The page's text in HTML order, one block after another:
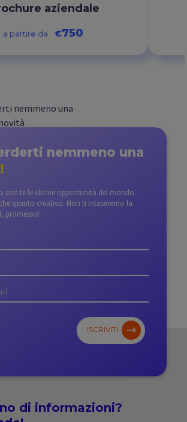
aziendale
a partire da €750
nemmeno una
con te le ultime opportunità del mondo
spunto creativo. Non ti intaseremo la
promesso!
ISCRIVITI
di informazioni?